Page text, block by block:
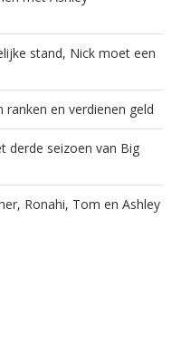
stand, Nick moet een
en verdienen geld
derde seizoen van Big
Ronahi, Tom en Ashley